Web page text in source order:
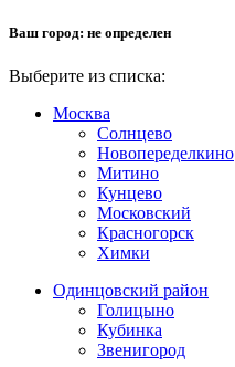
Ваш город: не определен
Выберите из списка:
Москва
Солнцево
Новопеределкино
Митино
Кунцево
Московский
Красногорск
Химки
Одинцовский район
Голицыно
Кубинка
Звенигород